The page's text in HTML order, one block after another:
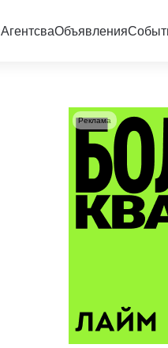
АгентсваОбъявления
Реклама